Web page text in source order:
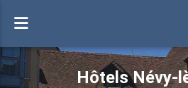
Hôtels Névy-